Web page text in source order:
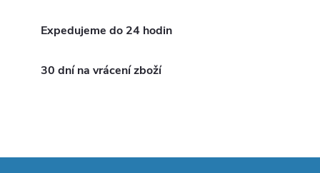
Expedujeme do 24 hodin
30 dní na vrácení zboží